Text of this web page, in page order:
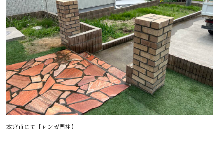
本宮市にて【レンガ門柱】